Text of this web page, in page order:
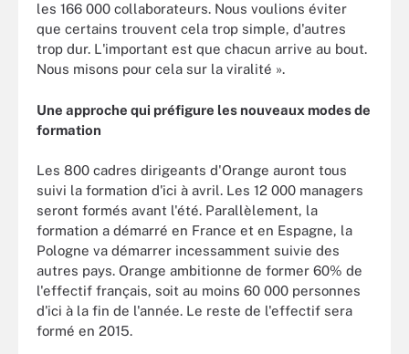
les 166 000 collaborateurs. Nous voulions éviter
que certains trouvent cela trop simple, d'autres
trop dur. L'important est que chacun arrive au bout.
Nous misons pour cela sur la viralité ».
Une approche qui préfigure les nouveaux modes de
formation
Les 800 cadres dirigeants d'Orange auront tous
suivi la formation d'ici à avril. Les 12 000 managers
seront formés avant l'été. Parallèlement, la
formation a démarré en France et en Espagne, la
Pologne va démarrer incessamment suivie des
autres pays. Orange ambitionne de former 60% de
l'effectif français, soit au moins 60 000 personnes
d'ici à la fin de l'année. Le reste de l'effectif sera
formé en 2015.